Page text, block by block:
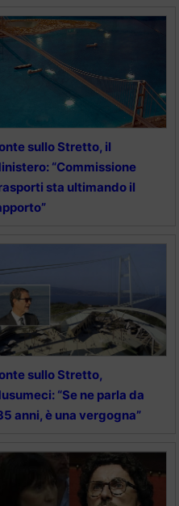
sullo Stretto, il
“Commissione
sta ultimando il
sullo Stretto,
“Se ne parla da
anni, è una vergogna”